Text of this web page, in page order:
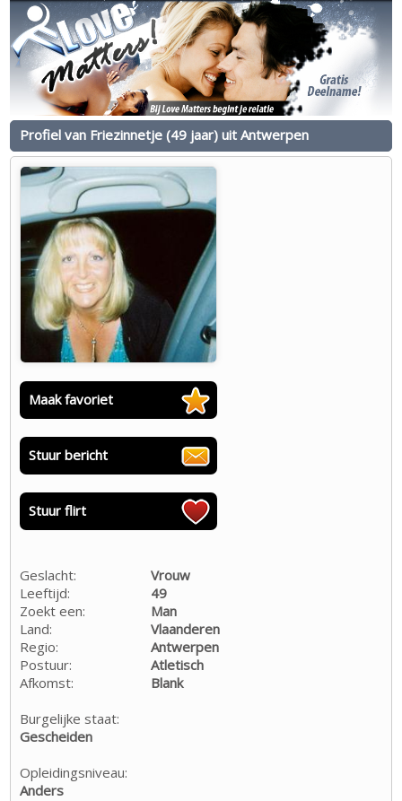
Profiel van Friezinnetje (49 jaar) uit Antwerpen
Maak favoriet
Stuur bericht
Stuur flirt
Geslacht:
Vrouw
Leeftijd:
49
Zoekt een:
Man
Land:
Vlaanderen
Regio:
Antwerpen
Postuur:
Atletisch
Afkomst:
Blank
Burgelijke staat:
Gescheiden
Opleidingsniveau:
Anders